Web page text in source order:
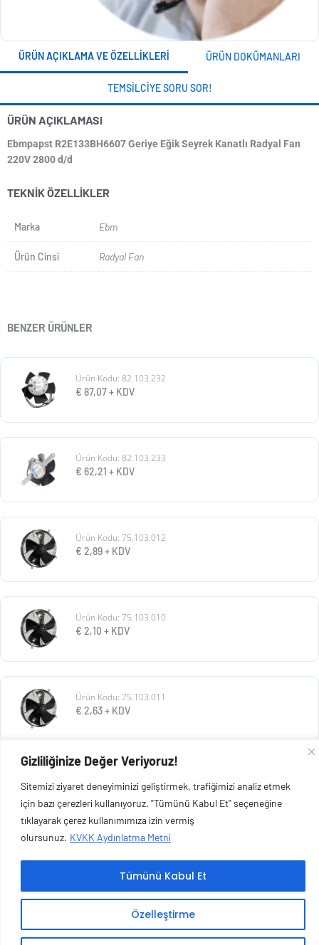
Gizliliğinize Değer Veriyoruz!
Sitemizi ziyaret deneyiminizi geliştirmek, trafiğimizi analiz etmek
için bazı çerezleri kullanıyoruz. "Tümünü Kabul Et" seçeneğine
tıklayarak çerez kullanımımıza izin vermiş
olursunuz. KVKK Aydınlatma Metni
Özelleştirme
Tümünü Kabul Et
ÜRÜN AÇIKLAMA VE ÖZELLIKLERI ÜRÜN DOKÜMANLARI
TEMSILCIYE SORU SOR!
ÜRÜN AÇIKLAMASI
Ebmpapst R2E133BH6607 Geriye Eğik Seyrek Kanatlı Radyal Fan
220V 2800 d/d
TEKNIK ÖZELLIKLER
Marka Ebm
Ürün Cinsi Radyal Fan
BENZER ÜRÜNLER
Ürün Kodu: 82.103.232
€ 87,07+ KDV
Ürün Kodu: 82.103.233
€ 62,21 + KDV
Ürün Kodu: 75.103.012
€ 2,89+ KDV
Ürün Kodu: 75.103.010
€ 2,10 + KDV
Ürün Kodu: 75.103.011
€ 2,63+ KDV
€32,17+ KDV
Copyright © 2026 Esen Isıtma Soğutma İnşaat Ltd Şti | Tüm Hakları Saklıdır.